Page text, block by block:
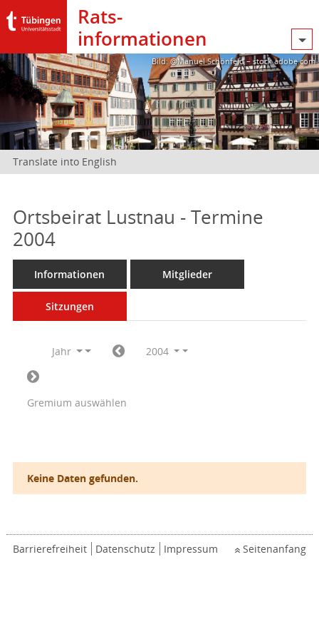
Rats­
informationen
Bild: @Manuel Schönfeld – stock.adobe.com
Translate into English
Ortsbeirat Lustnau - Termine
2004
Informationen Mitglieder
Sitzungen
Jahr 2004
Gremium auswählen
Keine Daten gefunden.
Barrierefreiheit Datenschutz Impressum Seitenanfang